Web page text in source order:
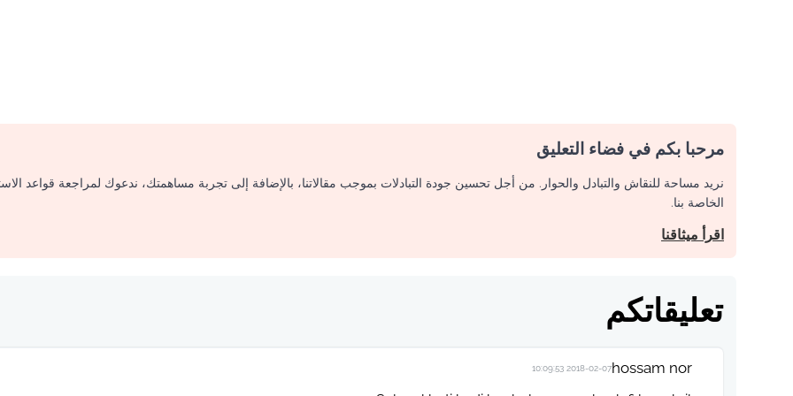
مرحبا بكم في فضاء التعليق
نريد مساحة للنقاش والتبادل والحوار. من أجل تحسين جودة التبادلات بموجب مقالاتنا، بالإضافة إلى تجربة مساهمتك، ندعوك لمراجعة قواعد
الخاصة بنا.
اقرأ ميثاقنا
تعليقاتكم
hossam nor
2018-02-07 10:09:53